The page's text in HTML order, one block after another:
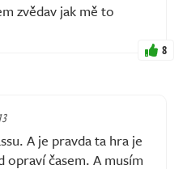
zvědav jak mě to
8
A je pravda ta hra je
opraví časem. A musím